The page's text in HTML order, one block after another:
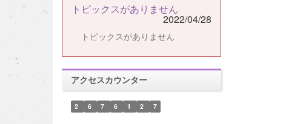
トピックスがありません
2022/04/28
トピックスがありません
アクセスカウンター
2 6 7 6 1 2 7